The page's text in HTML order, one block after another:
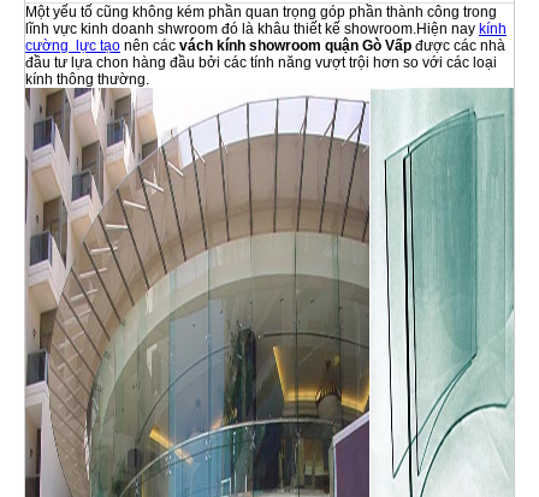
Một yếu tố cũng không kém phần quan trọng góp phần thành công trong
lĩnh vực kinh doanh shwroom đó là khâu thiết kế showroom.Hiện nay kính
cường lực tạo nên các vách kính showroom quận Gò Vấp được các nhà
đầu tư lựa chon hàng đầu bởi các tính năng vượt trội hơn so với các loại
kính thông thường.